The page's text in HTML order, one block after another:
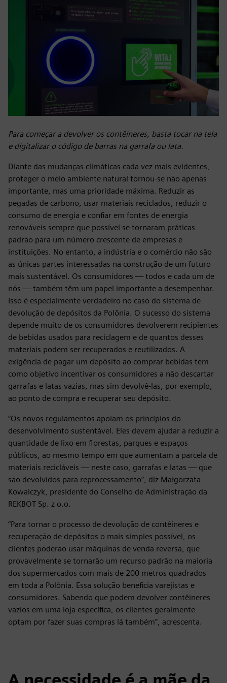
Para começar a devolver os contêineres, basta tocar na tela
e digitalizar o código de barras na garrafa ou lata.
Diante das mudanças climáticas cada vez mais evidentes,
proteger o meio ambiente natural tornou-se não apenas
importante, mas uma prioridade máxima. Reduzir as
pegadas de carbono, usar materiais reciclados, reduzir o
consumo de energia e confiar em fontes de energia
renováveis sempre que possível se tornaram práticas
padrão para um número crescente de empresas e
instituições. No entanto, a indústria e o comércio não são
as únicas partes interessadas na construção de um futuro
mais sustentável. Os consumidores — todos e cada um de
nós — também têm um papel importante a desempenhar.
Isso é especialmente verdadeiro no caso do sistema de
devolução de depósitos da Polônia. O sucesso do sistema
depende muito de os consumidores devolverem recipientes
de bebidas usados para reciclagem e de quantos desses
materiais podem ser recuperados e reutilizados. A
exigência de pagar um depósito ao comprar bebidas tem
como objetivo incentivar os consumidores a não descartar
garrafas e latas vazias, mas sim devolvê-las, por exemplo,
ao ponto de compra e recuperar seu depósito.
“Os novos regulamentos apoiam os princípios do
desenvolvimento sustentável. Eles devem ajudar a reduzir a
quantidade de lixo em florestas, parques e espaços
públicos, ao mesmo tempo em que aumentam a parcela de
materiais recicláveis — neste caso, garrafas e latas — que
são devolvidos para reprocessamento”, diz Małgorzata
Kowalczyk, presidente do Conselho de Administração da
REKBOT Sp. z o.o.
“Para tornar o processo de devolução de contêineres e
recuperação de depósitos o mais simples possível, os
clientes poderão usar máquinas de venda reversa, que
provavelmente se tornarão um recurso padrão na maioria
dos supermercados com mais de 200 metros quadrados
em toda a Polônia. Essa solução beneficia varejistas e
consumidores. Sabendo que podem devolver contêineres
vazios em uma loja específica, os clientes geralmente
optam por fazer suas compras lá também”, acrescenta.